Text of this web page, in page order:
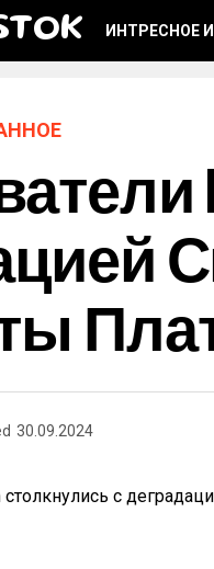
ИНТРЕСНОЕ
30.09.2024